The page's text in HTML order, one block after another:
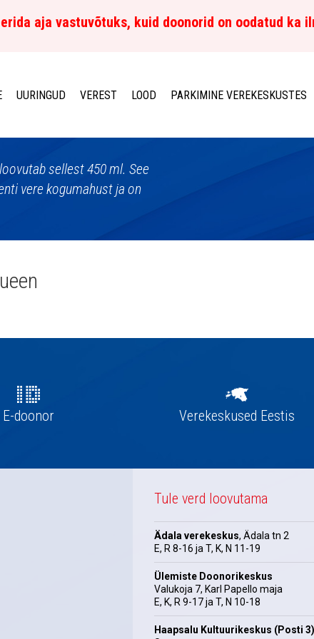
aja vastuvõtuks, kuid doonorid on oodatud ka
UURINGUD VEREST LOOD PARKIMINE VEREKESKUSTES
sellest 450 ml. See
vere kogumahust ja on
E-doonor Verekeskused Eestis
Tule verd loovutama
Ädala verekeskus, Ädala tn 2
E, R 8-16 ja T, K, N 11-19
Ülemiste Doonorikeskus
Valukoja 7, Karl Papello maja
E, K, R 9-17 ja T, N 10-18
Haapsalu Kultuurikeskus (Posti 3)